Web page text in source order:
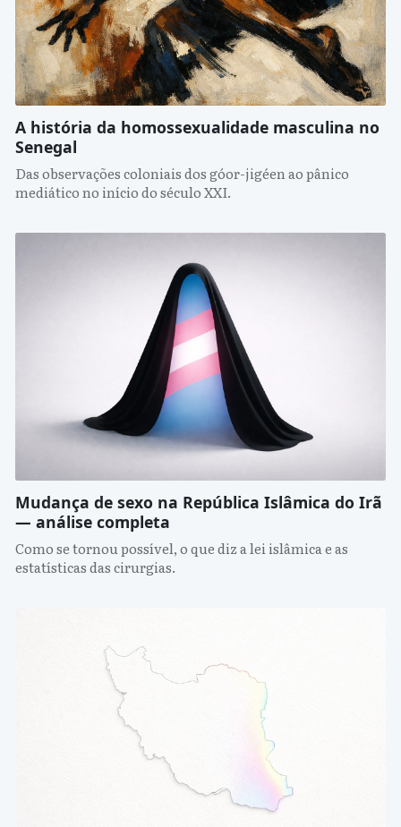
A história da homossexualidade masculina no
Senegal
Das observações coloniais dos góor-jigéen ao pânico
mediático no início do século XXI.
Mudança de sexo na República Islâmica do Irã
— análise completa
Como se tornou possível, o que diz a lei islâmica e as
estatísticas das cirurgias.